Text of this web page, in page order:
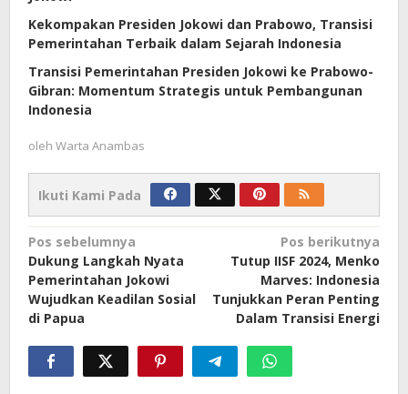
Kekompakan Presiden Jokowi dan Prabowo, Transisi
Pemerintahan Terbaik dalam Sejarah Indonesia
Transisi Pemerintahan Presiden Jokowi ke Prabowo-
Gibran: Momentum Strategis untuk Pembangunan
Indonesia
oleh Warta Anambas
Ikuti Kami Pada
Navigasi
pos
Pos sebelumnya
Dukung Langkah Nyata
Pemerintahan Jokowi
Wujudkan Keadilan Sosial
di Papua
Pos berikutnya
Tutup IISF 2024, Menko
Marves: Indonesia
Tunjukkan Peran Penting
Dalam Transisi Energi